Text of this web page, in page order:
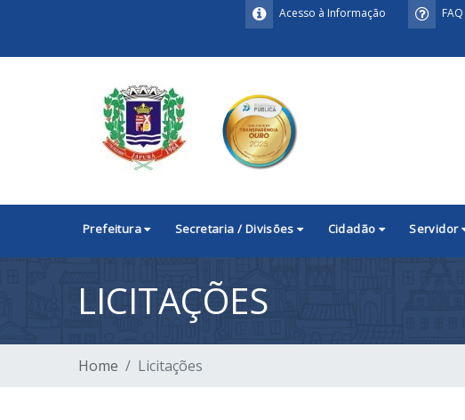
FAQ
Acesso à Informação
Prefeitura Secretaria / Divisões Cidadão Servidor
LICITAÇÕES
Home Licitações